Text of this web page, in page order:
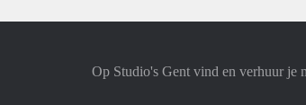
Op Studio's Gent vind en verhuur je